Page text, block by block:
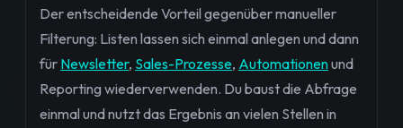
Der entscheidende Vorteil gegenüber manueller
Filterung: Listen lassen sich einmal anlegen und dann
für Newsletter, Sales-Prozesse, Automationenund
Reporting wiederverwenden. Du baust die Abfrage
einmal und nutzt das Ergebnis an vielen Stellen in